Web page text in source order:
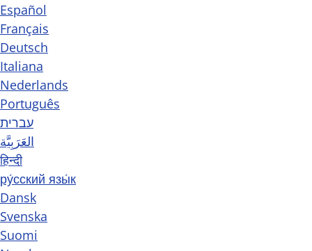
Español
Français
Deutsch
Italiana
Nederlands
Português
עברית
العَرَبِيَّة
हिन्दी
ру́сский язы́к
Dansk
Svenska
Suomi